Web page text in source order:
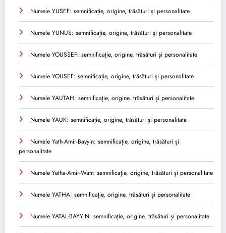
Numele YUSEF: semnificație, origine, trăsături și personalitate
Numele YUNUS: semnificație, origine, trăsături și personalitate
Numele YOUSSEF: semnificație, origine, trăsături și personalitate
Numele YOUSEF: semnificație, origine, trăsături și personalitate
Numele YAUTAH: semnificație, origine, trăsături și personalitate
Numele YAUK: semnificație, origine, trăsături și personalitate
Numele Yath-Amir-Bayyin: semnificație, origine, trăsături și
personalitate
Numele Yatha-Amir-Watr: semnificație, origine, trăsături și personalitate
Numele YATHA: semnificație, origine, trăsături și personalitate
Numele YATAL-BAYYIN: semnificație, origine, trăsături și personalitate